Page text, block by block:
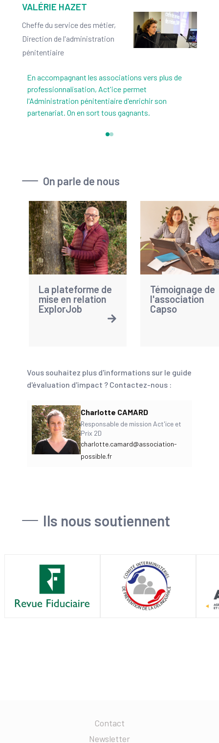
VALÉRIE HAZET
Cheffe du service des métier,
Direction de l'administration
pénitentiaire
En accompagnant les associations vers plus de
professionnalisation, Act'ice permet
l'Administration pénitentiaire d'enrichir son
partenariat. On en sort tous gagnants.
On parle de nous
La plateforme de
mise en relation
ExplorJob
Témoignage de
l'association
Capso
Vous souhaitez plus d'informations sur le guide
d'évaluation d'impact ? Contactez-nous :
Charlotte CAMARD
Responsable de mission Act'ice et
Prix 2D
charlotte.camard@association-
possible.fr
Ils nous soutiennent
Contact
Newsletter